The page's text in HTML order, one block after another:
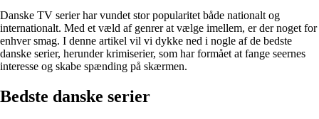
Danske TV serier har vundet stor popularitet både nationalt og
internationalt. Med et væld af genrer at vælge imellem, er der noget for
enhver smag. I denne artikel vil vi dykke ned i nogle af de bedste
danske serier, herunder krimiserier, som har formået at fange seernes
interesse og skabe spænding på skærmen.
Bedste danske serier